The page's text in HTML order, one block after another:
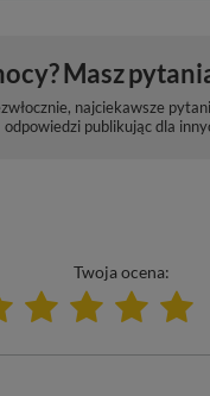
Masz
najciekawsze
odpowiedzi publikując dla
Twoja ocena: